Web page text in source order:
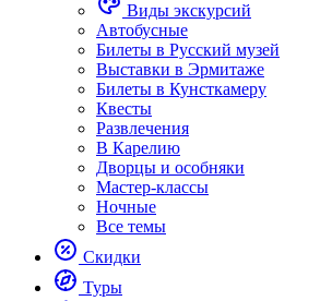
Виды экскурсий
Автобусные
Билеты в Русский музей
Выставки в Эрмитаже
Билеты в Кунсткамеру
Квесты
Развлечения
В Карелию
Дворцы и особняки
Мастер-классы
Ночные
Все темы
Скидки
Туры